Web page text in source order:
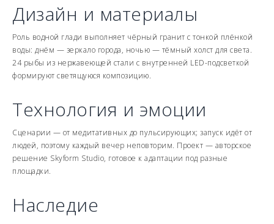
Дизайн и материалы
Роль водной глади выполняет чёрный гранит с тонкой плёнкой
воды: днём — зеркало города, ночью — тёмный холст для света.
24 рыбы из нержавеющей стали с внутренней LED-подсветкой
формируют светящуюся композицию.
Технология и эмоции
Сценарии — от медитативных до пульсирующих; запуск идёт от
людей, поэтому каждый вечер неповторим. Проект — авторское
решение Skyform Studio, готовое к адаптации под разные
площадки.
Наследие